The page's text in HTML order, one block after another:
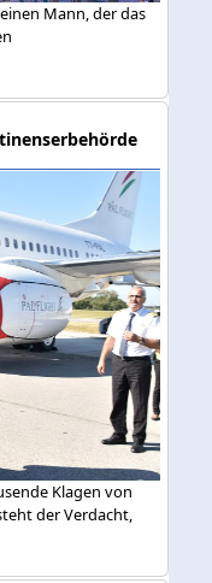
Mann, der das
Klagen von
der Verdacht,